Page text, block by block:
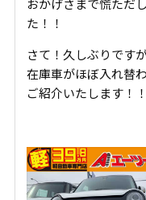
おかげさまで慌ただ
た！！
さて！久しぶりです
在庫車がほぼ入れ替
ご紹介いたします！！